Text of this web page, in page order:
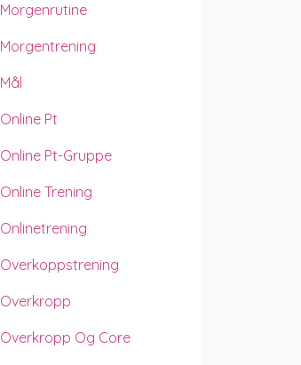
Morgenrutine
Morgentrening
Mål
Online Pt
Online Pt-Gruppe
Online Trening
Onlinetrening
Overkoppstrening
Overkropp
Overkropp Og Core